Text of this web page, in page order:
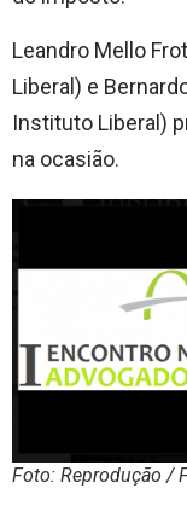
Leandro Mello
Liberal) e
Instituto Liberal)
na ocasião.
Foto: Reprodução /